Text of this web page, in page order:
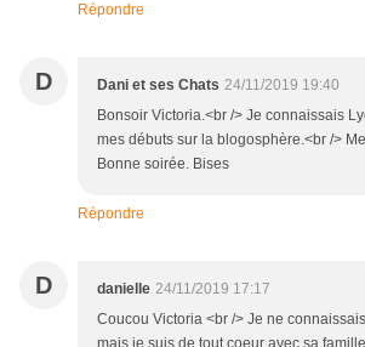
Répondre
D Dani et ses Chats 24/11/2019 19:40
Bonsoir Victoria.<br /> Je connaissais
mes débuts sur la blogosphère.<br />
Bonne soirée. Bises
Répondre
D danielle 24/11/2019 17:17
Coucou Victoria <br /> Je ne
mais je suis de tout coeur avec sa